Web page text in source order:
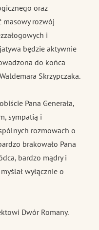
oraz
masowy rozwój
i
będzie aktywnie
do końca
Skrzypczaka.
Pana Generała,
sympatią i
rozmowach o
brakowało Pana
bardzo mądry i
wyłącznie o
Dwór Romany.